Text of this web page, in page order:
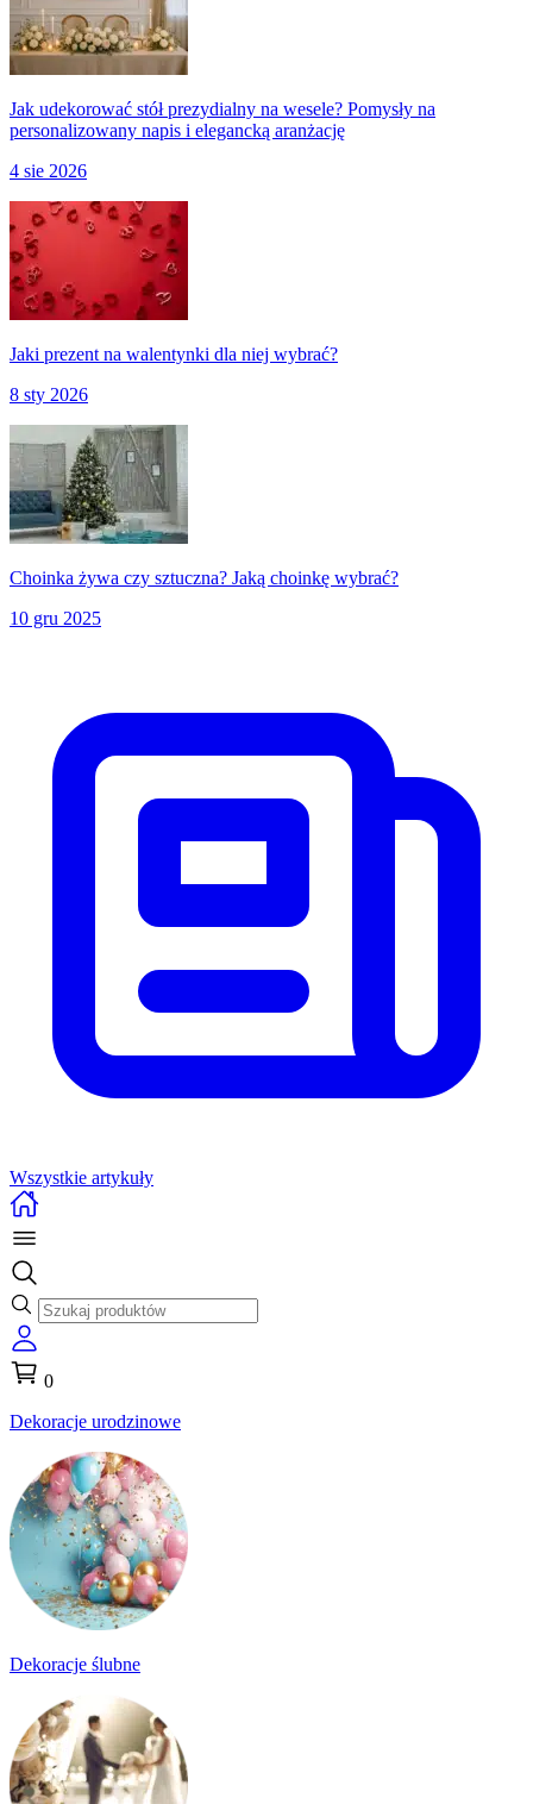
Jak udekorować stół prezydialny na wesele? Pomysły na
personalizowany napis i elegancką aranżację
4 sie 2026
Jaki prezent na walentynki dla niej wybrać?
8 sty 2026
Choinka żywa czy sztuczna? Jaką choinkę wybrać?
10 gru 2025
Wszystkie artykuły
0
Dekoracje urodzinowe
Dekoracje ślubne